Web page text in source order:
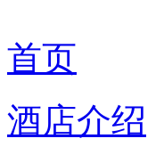
首页
酒店介绍